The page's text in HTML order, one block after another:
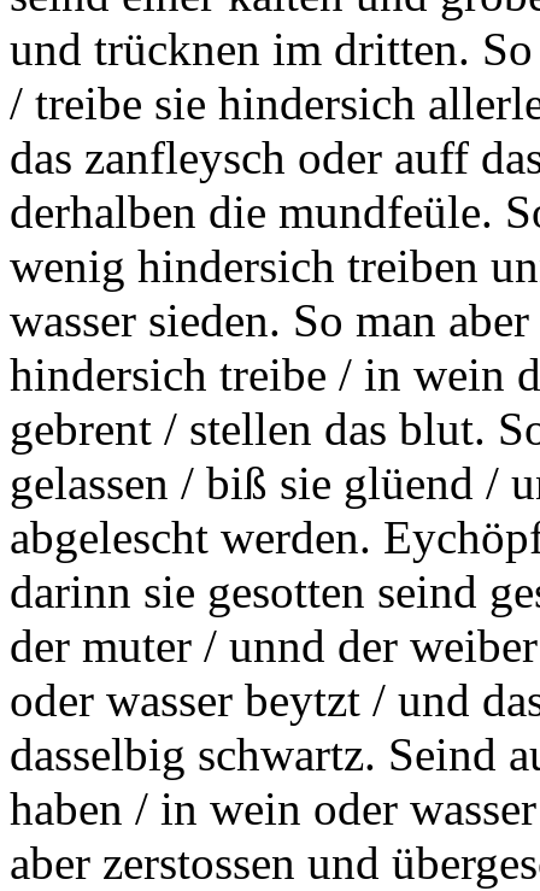
und trücknen im dritten.
/ treibe sie hindersich
das zanfleysch oder auff
derhalben die mundfeüle.
wenig hindersich treiben
wasser sieden. So man
hindersich treibe / in wein
gebrent / stellen das blut.
gelassen / biß sie glüend /
abgelescht werden.
darinn sie gesotten seind
der muter / unnd der
oder wasser beytzt / und
dasselbig schwartz. Seind
haben / in wein oder
aber zerstossen und